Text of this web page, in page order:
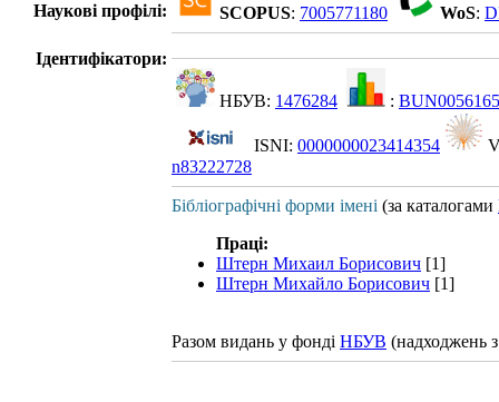
Наукові профілі: SCOPUS: 7005771180 WoS:
Ідентифікатори:
НБУВ: 1476284 : BUN0056165
ISNI: 0000000023414354
n83222728
Бібліографічні форми імені (за каталогами
Праці:
Штерн Михаил Борисович [1]
Штерн Михайло Борисович [1]
Разом видань у фонді НБУВ (надходжень